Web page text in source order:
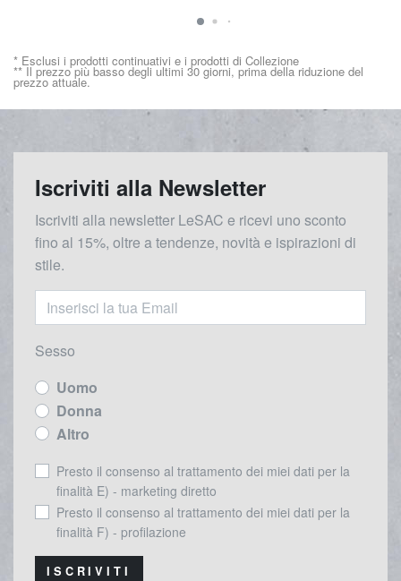
* Esclusi i prodotti continuativi e i prodotti di Collezione
** Il prezzo più basso degli ultimi 30 giorni, prima della riduzione del
prezzo attuale.
Iscriviti alla Newsletter
Iscriviti alla newsletter LeSAC e ricevi uno sconto
fino al 15%, oltre a tendenze, novità e ispirazioni di
stile.
Sesso
Uomo
Donna
Altro
Presto il consenso al trattamento dei miei dati per la
finalità E) - marketing diretto
Presto il consenso al trattamento dei miei dati per la
finalità F) - profilazione
ISCRIVITI